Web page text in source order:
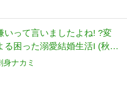
いって言いましたよね! ?変
る困った溺愛結婚生活I (秋水
ックス)
身ナカミ